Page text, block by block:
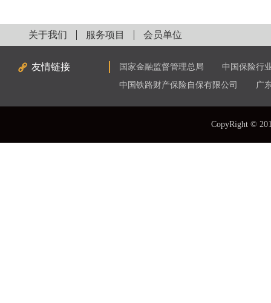
关于我们 服务项目 会员单位
友情链接 国家金融监督管理总局
中国保险行
中国铁路财产保险自保有限公司
广
CopyRight ©